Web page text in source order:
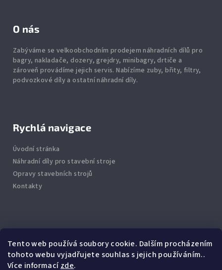
Tento web používá soubory cookie. Dalším procházením
tohoto webu vyjadřujete souhlas s jejich používáním..
Více informacízde.
O nás
Zabýváme se velkoobchodním prodejem náhradních dílů pro
bagry, nakladače, dozery, grejdry, minibagry, drtiče a
zároveň provádíme jejich servis. Nabízíme zuby,břity,filtry,
podvozkové díly a ostatní náhradní díly.
Rychlá navigace
Úvodní stránka
Náhradní díly pro stavební stroje
Opravy stavebních strojů
Kontakty
Jak nakupovat